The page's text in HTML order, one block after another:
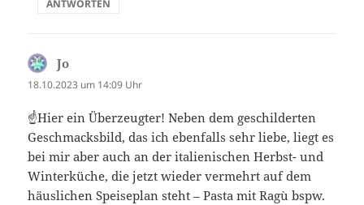
ANTWORTEN
Jo
18.10.2023 um 14:09 Uhr
☝️Hier ein Überzeugter! Neben dem geschilderten
Geschmacksbild, das ich ebenfalls sehr liebe, liegt es
bei mir aber auch an der italienischen Herbst- und
Winterküche, die jetzt wieder vermehrt auf dem
häuslichen Speiseplan steht – Pasta mit Ragù bspw.